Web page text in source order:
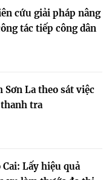
cứu giải pháp nâng
tác tiếp công dân
La theo sát việc
tra
Lấy hiệu quả